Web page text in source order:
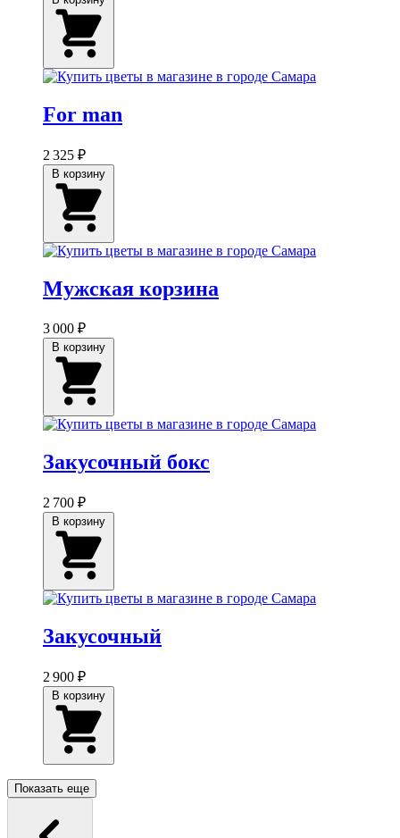
For man
2 325 ₽
Мужская корзина
3 000 ₽
Закусочный бокс
2 700 ₽
Закусочный
2 900 ₽
Показать еще